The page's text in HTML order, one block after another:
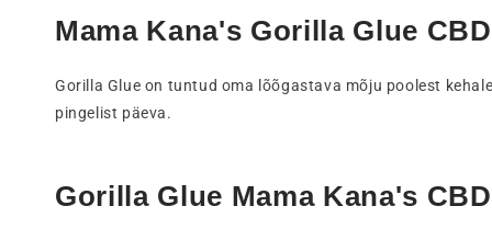
Mama Kana's Gorilla Glue
Gorilla Glue on tuntud oma lõõgastava mõju poolest
pingelist päeva.
Gorilla Glue Mama Kana's